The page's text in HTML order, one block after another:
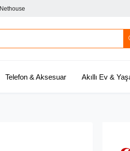
Nethouse
Telefon & Aksesuar Akıllı Ev &